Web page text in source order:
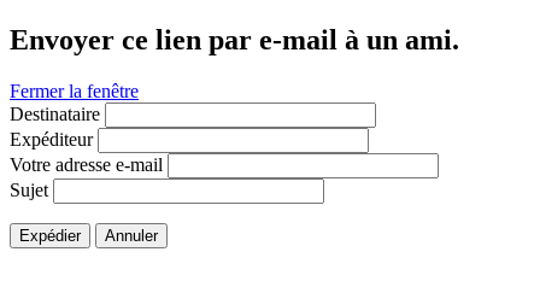
Envoyer ce lien par e-mail à un ami.
Fermer la fenêtre
Destinataire
Expéditeur
Votre adresse e-mail
Sujet
Expédier Annuler